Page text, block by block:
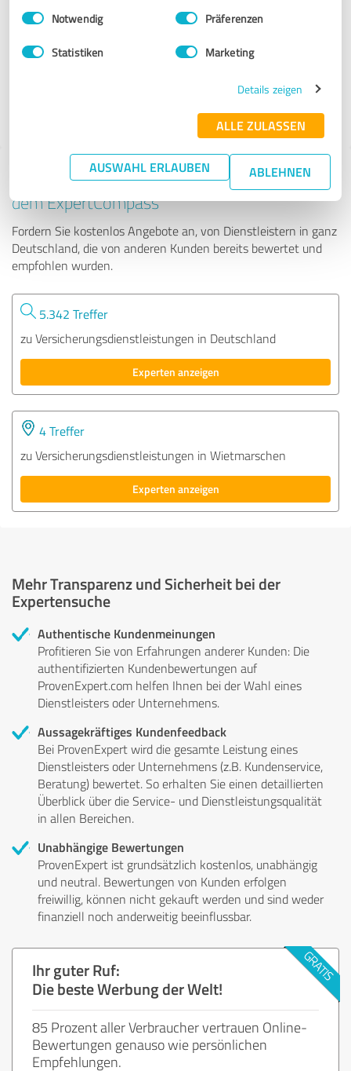
Impressum Datenschutzbestimmungen
Einwilligungsauswahl
Notwendig Präferenzen
Statistiken Marketing
Details zeigen
ALLE ZULASSEN
AUSWAHL ERLAUBEN ABLEHNEN
Pascal Rose
Tipp: Die passenden Experten finden - mit
dem ExpertCompass
Fordern Sie kostenlos Angebote an, von Dienstleistern in ganz
Deutschland, die von anderen Kunden bereits bewertet und
empfohlen wurden.
5.342 Treffer
zu Versicherungsdienstleistungen in Deutschland
Experten anzeigen
4 Treffer
zu Versicherungsdienstleistungen in Wietmarschen
Experten anzeigen
Mehr Transparenz und Sicherheit bei der
Expertensuche
Authentische Kundenmeinungen
Profitieren Sie von Erfahrungen anderer Kunden: Die
authentifizierten Kundenbewertungen auf
ProvenExpert.com helfen Ihnen bei der Wahl eines
Dienstleisters oder Unternehmens.
Aussagekräftiges Kundenfeedback
Bei ProvenExpert wird die gesamte Leistung eines
Dienstleisters oder Unternehmens (z.B. Kundenservice,
Beratung) bewertet. So erhalten Sie einen detaillierten
Überblick über die Service- und Dienstleistungsqualität
in allen Bereichen.
Unabhängige Bewertungen
ProvenExpert ist grundsätzlich kostenlos, unabhängig
und neutral. Bewertungen von Kunden erfolgen
freiwillig, können nicht gekauft werden und sind weder
finanziell noch anderweitig beeinflussbar.
Ihr guter Ruf:
Die beste Werbung der Welt!
85 Prozent aller Verbraucher vertrauen Online-
Bewertungen genauso wie persönlichen
Empfehlungen.